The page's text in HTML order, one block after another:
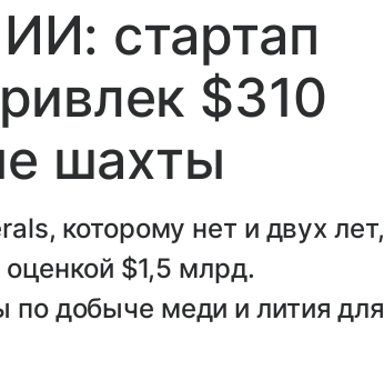
стартап
$310
шахты
которому нет и двух лет,
$1,5 млрд.
добыче меди и лития для